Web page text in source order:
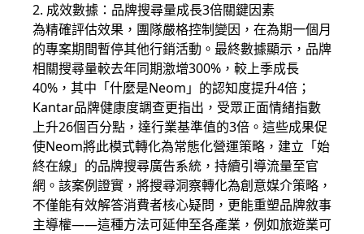
2. 成效數據：品牌搜尋量成長3倍關鍵因素
為精確評估效果，團隊嚴格控制變因，在為期一個月
的專案期間暫停其他行銷活動。最終數據顯示，品牌
相關搜尋量較去年同期激增300%，較上季成長
40%，其中「什麼是Neom」的認知度提升4倍；
Kantar品牌健康度調查更指出，受眾正面情緒指數
上升26個百分點，達行業基準值的3倍。這些成果促
使Neom將此模式轉化為常態化營運策略，建立「始
終在線」的品牌搜尋廣告系統，持續引導流量至官
網。該案例證實，將搜尋洞察轉化為創意媒介策略，
不僅能有效解答消費者核心疑問，更能重塑品牌敘事
主導權——這種方法可延伸至各產業，例如旅遊業可